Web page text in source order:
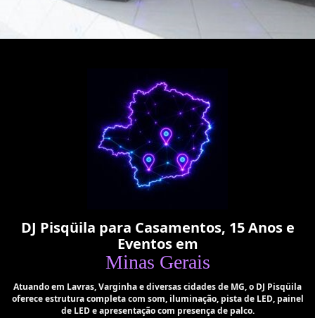
DJ Pisqüila para Casamentos, 15 Anos e
Eventos em
Minas Gerais
Atuando em Lavras, Varginha e diversas cidades de MG, o DJ Pisqüila
oferece estrutura completa com som, iluminação, pista de LED, painel
de LED e apresentação com presença de palco.